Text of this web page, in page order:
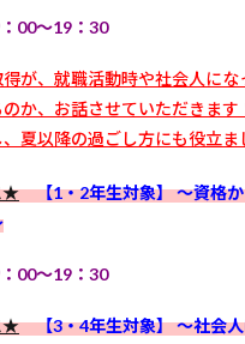
00～19：30
が、就職活動時や社会人にな
か、お話させていただきます
夏以降の過ごし方にも役立ま
★
【1・2年生対象】 ～資格
00～19：30
★
【3・4年生対象】 ～社会